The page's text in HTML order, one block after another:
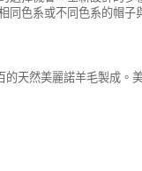
同色系或不同色系的帽
天然美麗諾羊毛製成。